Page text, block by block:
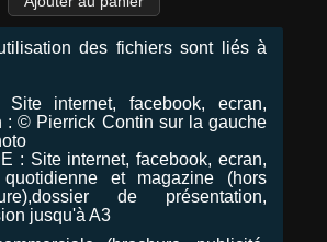
des fichiers sont liés à
internet, facebook, ecran,
: © Pierrick Contin sur la gauche
: Site internet, facebook, ecran,
quotidienne et magazine (hors
de présentation,
jusqu'à A3